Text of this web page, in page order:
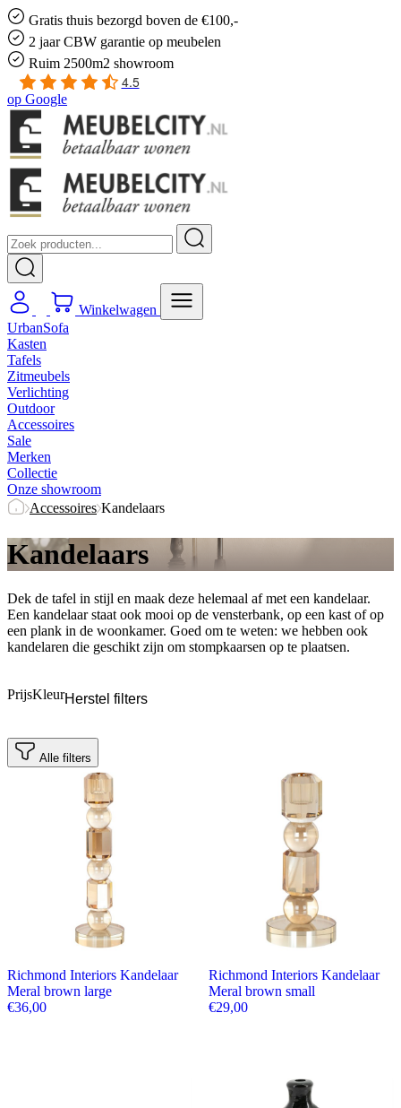
Gratis thuis bezorgd boven de €100,-
2 jaar CBW garantie op meubelen
Ruim 2500m2 showroom
4.5
op Google
Winkelwagen
UrbanSofa
Kasten
Tafels
Zitmeubels
Verlichting
Outdoor
Accessoires
Sale
Merken
Collectie
Onze showroom
Accessoires Kandelaars
Kandelaars
Dek de tafel in stijl en maak deze helemaal af met een kandelaar.
Een kandelaar staat ook mooi op de vensterbank, op een kast of op
een plank in de woonkamer. Goed om te weten: we hebben ook
kandelaren die geschikt zijn om stompkaarsen op te plaatsen.
PrijsKleurHerstel filters
Alle filters
Richmond Interiors Kandelaar
Meral brown large
€36,00
Richmond Interiors Kandelaar
Meral brown small
€29,00